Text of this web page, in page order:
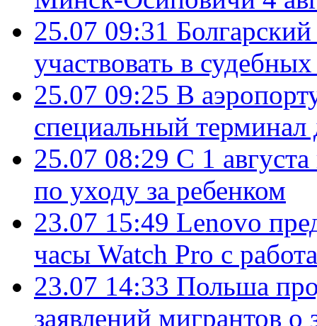
25.07 09:31
участвовать в
25.07 09:25 В
специальный терминал
25.07 08:29 С 1
по уходу за ребенком
23.07 15:49 Lenovo
часы Watch Pro с
23.07 14:33 Польша
заявлений мигрантов